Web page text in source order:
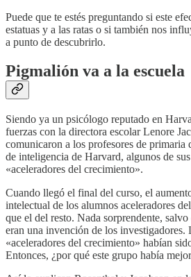
Puede que te estés preguntando si este
estatuas y a las ratas o si también nos
a punto de descubrirlo.
Pigmalión va a la escuela
Siendo ya un psicólogo reputado en
fuerzas con la directora escolar Lenore
comunicaron a los profesores de primaria
de inteligencia de Harvard, algunos de
«aceleradores del crecimiento».
Cuando llegó el final del curso, el
intelectual de los alumnos aceleradores
que el del resto. Nada sorprendente,
eran una invención de los investigadores.
«aceleradores del crecimiento» habían
Entonces, ¿por qué este grupo había